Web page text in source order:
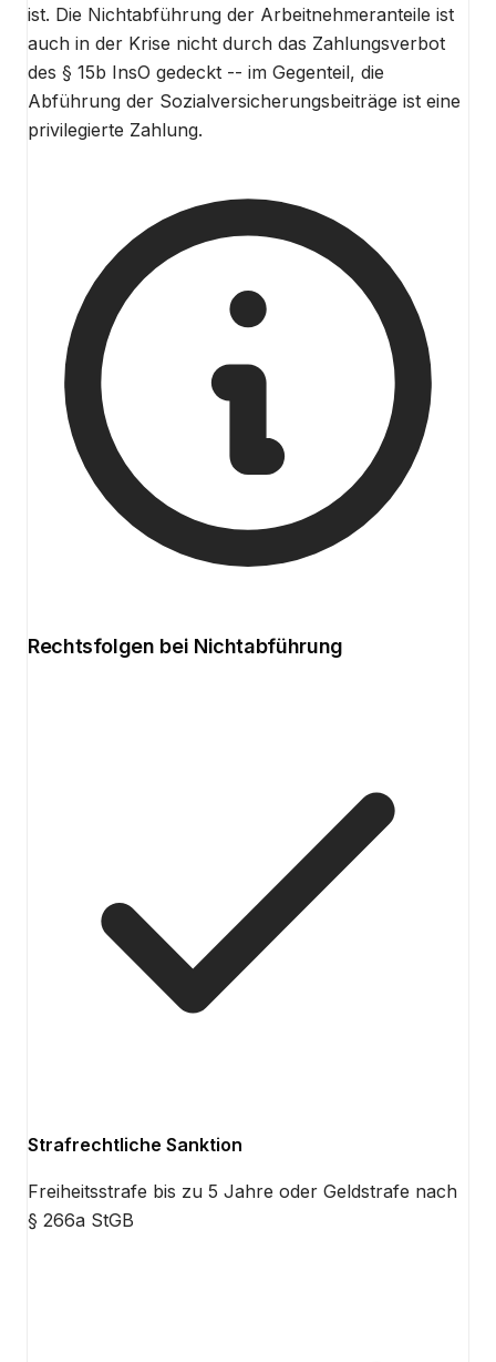
ist. Die Nichtabführung der Arbeitnehmeranteile ist
auch in der Krise nicht durch das Zahlungsverbot
des § 15b InsO gedeckt -- im Gegenteil, die
Abführung der Sozialversicherungsbeiträge ist eine
privilegierte Zahlung.
Rechtsfolgen bei Nichtabführung
Strafrechtliche Sanktion
Freiheitsstrafe bis zu 5 Jahre oder Geldstrafe nach
§ 266a StGB